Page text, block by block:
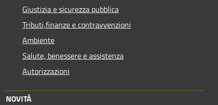
Giustizia e sicurezza pubblica
Tributi,finanze e contravvenzioni
Ambiente
Salute, benessere e assistenza
Autorizzazioni
NOVITÀ